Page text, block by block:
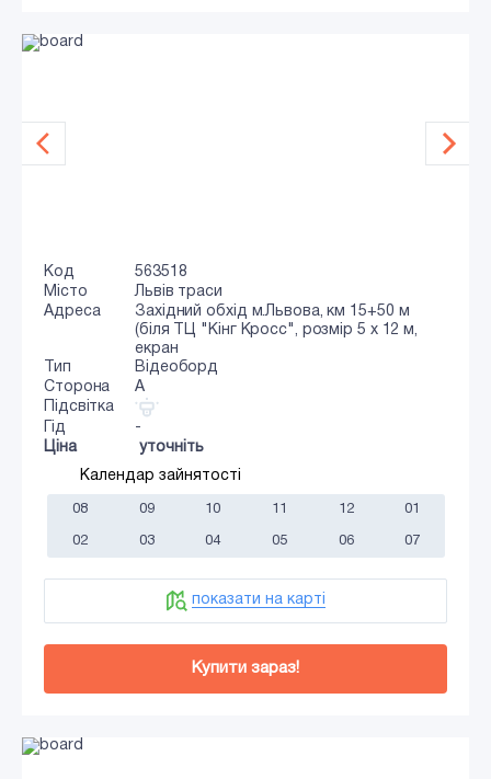
Код
563518
Місто
Львів траси
Адреса
Західний обхід м.Львова, км 15+50 м
(біля ТЦ "Кінг Кросс", розмір 5 х 12 м,
екран
Тип
Відеоборд
Сторона
A
Підсвітка
Гід
-
Ціна
уточніть
Календар зайнятості
08 09 10 11 12 01
02 03 04 05 06 07
показати на карті
Купити зараз!